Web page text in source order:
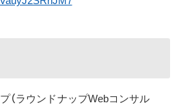
（ラウンドナップWebコンサル